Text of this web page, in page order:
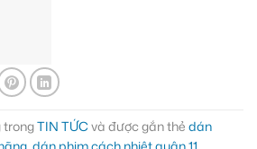
trongTIN TỨC và được gắn thẻ dán
dán phim cách nhiệt quận 11